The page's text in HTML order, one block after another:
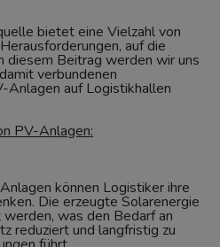
bietet eine Vielzahl von
auf die
diesem Beitrag werden wir uns
verbundenen
Anlagen auf Logistikhallen
PV-Anlagen:
können Logistiker ihre
Die erzeugte Solarenergie
was den Bedarf an
reduziert und langfristig zu